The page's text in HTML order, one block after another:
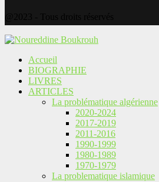
Accueil
BIOGRAPHIE
LIVRES
ARTICLES
La problématique algérienne
2020-2024
2017-2019
2011-2016
1990-1999
1980-1989
1970-1979
La problematique islamique